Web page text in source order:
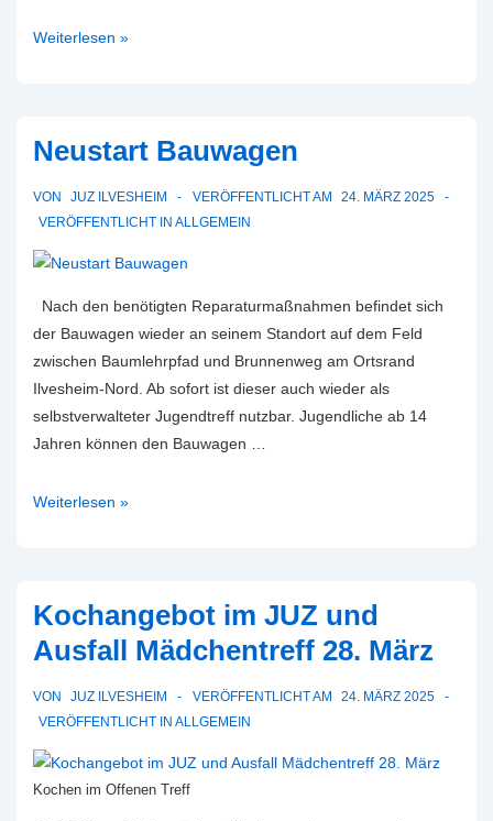
JUZ
Osterferien
Weiterlesen »
Neustart Bauwagen
VON JUZ ILVESHEIM VERÖFFENTLICHT AM
24. MÄRZ 2025
VERÖFFENTLICHT IN ALLGEMEIN
Nach den benötigten Reparaturmaßnahmen befindet sich
der Bauwagen wieder an seinem Standort auf dem Feld
zwischen Baumlehrpfad und Brunnenweg am Ortsrand
Ilvesheim-Nord. Ab sofort ist dieser auch wieder als
selbstverwalteter Jugendtreff nutzbar. Jugendliche ab 14
Jahren können den Bauwagen …
Neustart
Weiterlesen »
Kochangebot im JUZ und
Ausfall Mädchentreff 28. März
VON JUZ ILVESHEIM VERÖFFENTLICHT AM
24. MÄRZ 2025
VERÖFFENTLICHT IN ALLGEMEIN
Kochen im Offenen Treff